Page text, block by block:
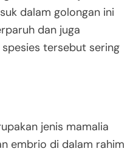
dalam golongan ini
dan juga
tersebut sering
jenis mamalia
embrio di dalam rahim